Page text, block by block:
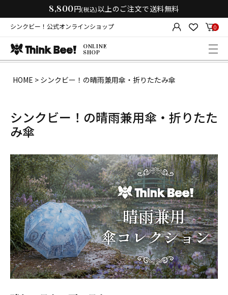
8,800円(税込)以上のご注文で送料無料
シンクビー！公式オンラインショップ 0
ONLINE
SHOP
HOME シンクビー！の晴雨兼用傘・折りたたみ傘
シンクビー！の晴雨兼用傘・折りたた
み傘